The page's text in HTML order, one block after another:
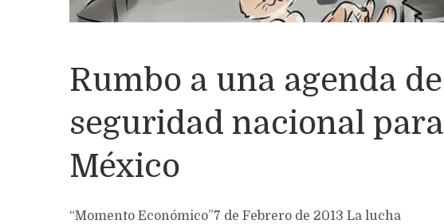
Rumbo a una agenda de
seguridad nacional para
México
“Momento Económico”7 de Febrero de 2013 La lucha